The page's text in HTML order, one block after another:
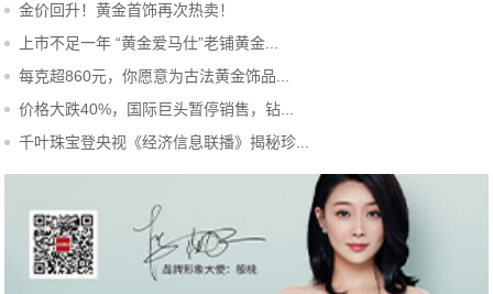
金价回升！黄金首饰再次热卖！
上市不足一年 “黄金爱马仕”老铺黄金...
每克超860元，你愿意为古法黄金饰品...
价格大跌40%，国际巨头暂停销售，钻...
千叶珠宝登央视《经济信息联播》揭秘珍...